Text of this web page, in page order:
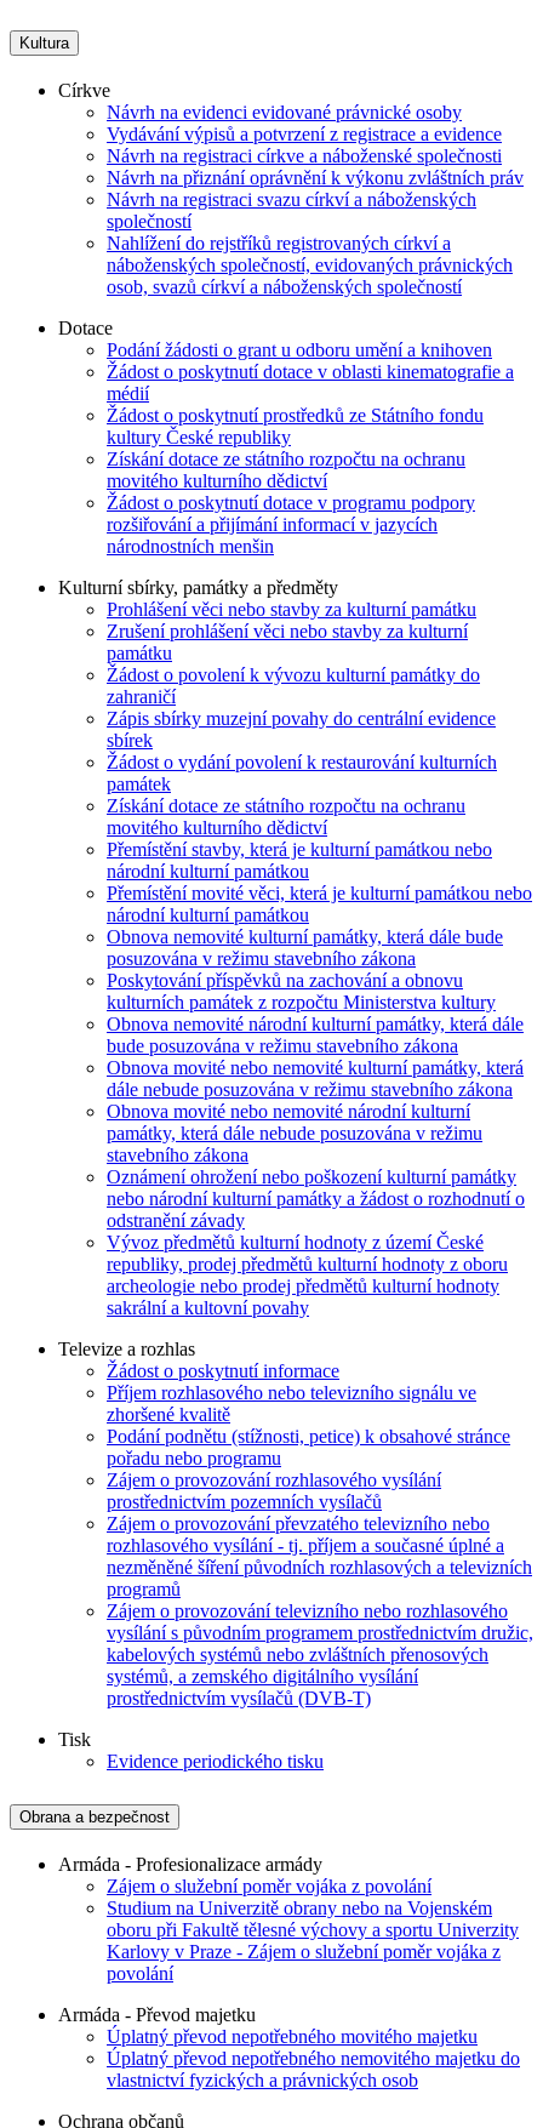
Kultura
Církve
Návrh na evidenci evidované právnické osoby
Vydávání výpisů a potvrzení z registrace a evidence
Návrh na registraci církve a náboženské společnosti
Návrh na přiznání oprávnění k výkonu zvláštních práv
Návrh na registraci svazu církví a náboženských
společností
Nahlížení do rejstříků registrovaných církví a
náboženských společností, evidovaných právnických
osob, svazů církví a náboženských společností
Dotace
Podání žádosti o grant u odboru umění a knihoven
Žádost o poskytnutí dotace v oblasti kinematografie a
médií
Žádost o poskytnutí prostředků ze Státního fondu
kultury České republiky
Získání dotace ze státního rozpočtu na ochranu
movitého kulturního dědictví
Žádost o poskytnutí dotace v programu podpory
rozšiřování a přijímání informací v jazycích
národnostních menšin
Kulturní sbírky, památky a předměty
Prohlášení věci nebo stavby za kulturní památku
Zrušení prohlášení věci nebo stavby za kulturní
památku
Žádost o povolení k vývozu kulturní památky do
zahraničí
Zápis sbírky muzejní povahy do centrální evidence
sbírek
Žádost o vydání povolení k restaurování kulturních
památek
Získání dotace ze státního rozpočtu na ochranu
movitého kulturního dědictví
Přemístění stavby, která je kulturní památkou nebo
národní kulturní památkou
Přemístění movité věci, která je kulturní památkou nebo
národní kulturní památkou
Obnova nemovité kulturní památky, která dále bude
posuzována v režimu stavebního zákona
Poskytování příspěvků na zachování a obnovu
kulturních památek z rozpočtu Ministerstva kultury
Obnova nemovité národní kulturní památky, která dále
bude posuzována v režimu stavebního zákona
Obnova movité nebo nemovité kulturní památky, která
dále nebude posuzována v režimu stavebního zákona
Obnova movité nebo nemovité národní kulturní
památky, která dále nebude posuzována v režimu
stavebního zákona
Oznámení ohrožení nebo poškození kulturní památky
nebo národní kulturní památky a žádost o rozhodnutí o
odstranění závady
Vývoz předmětů kulturní hodnoty z území České
republiky, prodej předmětů kulturní hodnoty z oboru
archeologie nebo prodej předmětů kulturní hodnoty
sakrální a kultovní povahy
Televize a rozhlas
Žádost o poskytnutí informace
Příjem rozhlasového nebo televizního signálu ve
zhoršené kvalitě
Podání podnětu (stížnosti, petice) k obsahové stránce
pořadu nebo programu
Zájem o provozování rozhlasového vysílání
prostřednictvím pozemních vysílačů
Zájem o provozování převzatého televizního nebo
rozhlasového vysílání - tj. příjem a současné úplné a
nezměněné šíření původních rozhlasových a televizních
programů
Zájem o provozování televizního nebo rozhlasového
vysílání s původním programem prostřednictvím družic,
kabelových systémů nebo zvláštních přenosových
systémů, a zemského digitálního vysílání
prostřednictvím vysílačů (DVB-T)
Tisk
Evidence periodického tisku
Obrana a bezpečnost
Armáda - Profesionalizace armády
Zájem o služební poměr vojáka z povolání
Studium na Univerzitě obrany nebo na Vojenském
oboru při Fakultě tělesné výchovy a sportu Univerzity
Karlovy v Praze - Zájem o služební poměr vojáka z
povolání
Armáda - Převod majetku
Úplatný převod nepotřebného movitého majetku
Úplatný převod nepotřebného nemovitého majetku do
vlastnictví fyzických a právnických osob
Ochrana občanů